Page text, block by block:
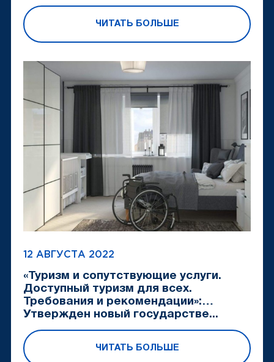
ЧИТАТЬ БОЛЬШЕ
12 АВГУСТА 2022
«Туризм и сопутствующие услуги.
Доступный туризм для всех.
Требования и рекомендации»:
Утвержден новый государстве...
ЧИТАТЬ БОЛЬШЕ